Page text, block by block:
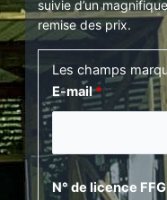
suivie d’un
remise des prix.
Les champs
E-mail*
N° de licence